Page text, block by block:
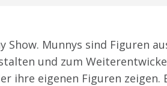
Munnys sind Figuren
und zum
ihre eigenen Figuren zeigen.